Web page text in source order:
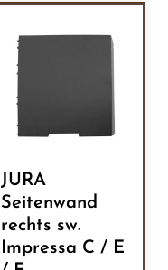
JURA
Seitenwand
rechts sw.
Impressa C / E